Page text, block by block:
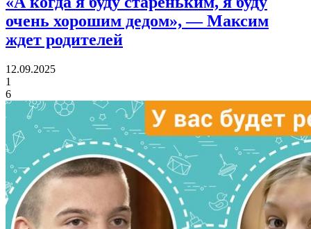
очень хорошим дедом», — Максим
ждет родителей
12.09.2025
1
6